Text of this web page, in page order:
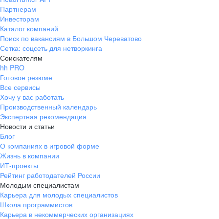
Партнерам
Инвесторам
Каталог компаний
Поиск по вакансиям в Большом Череватово
Сетка: соцсеть для нетворкинга
Соискателям
hh PRO
Готовое резюме
Все сервисы
Хочу у вас работать
Производственный календарь
Экспертная рекомендация
Новости и статьи
Блог
О компаниях в игровой форме
Жизнь в компании
ИТ-проекты
Рейтинг работодателей России
Молодым специалистам
Карьера для молодых специалистов
Школа программистов
Карьера в некоммерческих организациях